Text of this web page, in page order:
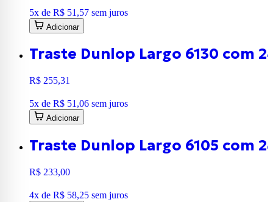
5x de R$ 51,57 sem juros
Adicionar
Traste Dunlop Largo 6130 com
R$ 255,31
5x de R$ 51,06 sem juros
Adicionar
Traste Dunlop Largo 6105 com
R$ 233,00
4x de R$ 58,25 sem juros